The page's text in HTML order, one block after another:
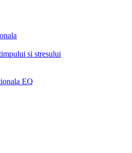
si stresului
EQ